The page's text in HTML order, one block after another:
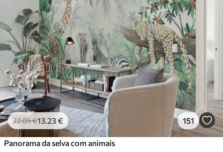
22.05€13 .23€ 151
Panorama da selva com animais